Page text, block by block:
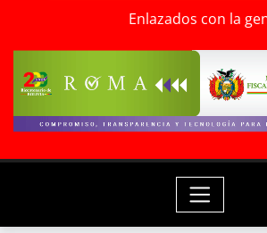
Enlazados con la